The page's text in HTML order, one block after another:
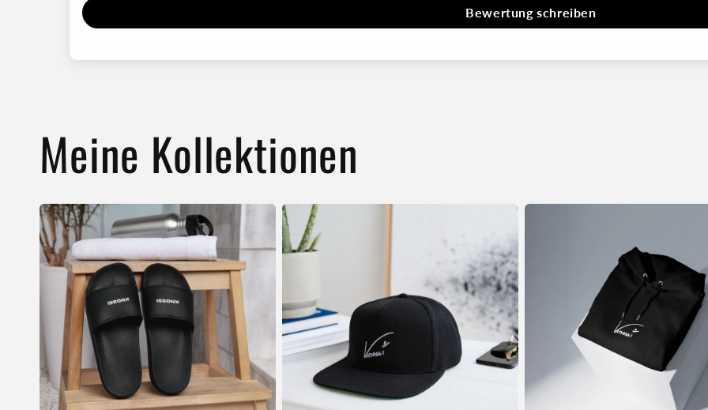
Bewertung schreiben
Meine Kollektionen